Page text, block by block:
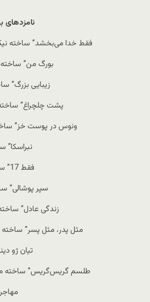
“فقط خدا می‌بخشد” ساخته
“بورگ‌ من”
“زیبایی بزرگ”
“پشت چلچراغ”
“ونوس در پوست خز”
“فقط 17” ساخته فرانسوا اوزون
“سپر پوشالی”
“زندگی عادل”
“مثل پدر، مثل پسر” ساخته
“تیان ژو
“طلسم گریس‌گریس” ساخته